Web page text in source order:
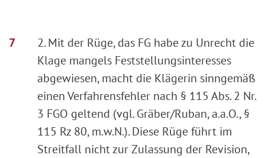
2. Mit der Rüge, das FG habe zu Unrecht die
Klage mangels Feststellungsinteresses
abgewiesen, macht die Klägerin sinngemäß
einen Verfahrensfehler nach § 115 Abs. 2 Nr.
3 FGO geltend (vgl. Gräber/Ruban, a.a.O., §
115 Rz 80, m.w.N.). Diese Rüge führt im
Streitfall nicht zur Zulassung der Revision,